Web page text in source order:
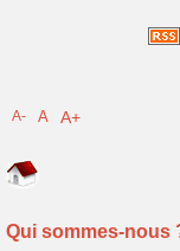
A- A A+
Qui sommes-nous